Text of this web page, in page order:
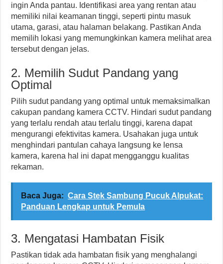
ingin Anda pantau. Identifikasi area yang rentan atau
memiliki nilai keamanan tinggi, seperti pintu masuk
utama, garasi, atau halaman belakang. Pastikan Anda
memilih lokasi yang memungkinkan kamera melihat area
tersebut dengan jelas.
2. Memilih Sudut Pandang yang
Optimal
Pilih sudut pandang yang optimal untuk memaksimalkan
cakupan pandang kamera CCTV. Hindari sudut pandang
yang terlalu rendah atau terlalu tinggi, karena dapat
mengurangi efektivitas kamera. Usahakan juga untuk
menghindari pantulan cahaya langsung ke lensa
kamera, karena hal ini dapat mengganggu kualitas
rekaman.
Baca Juga: Cara Stek Sambung Pucuk Alpukat:
Panduan Lengkap untuk Pemula
3. Mengatasi Hambatan Fisik
Pastikan tidak ada hambatan fisik yang menghalangi